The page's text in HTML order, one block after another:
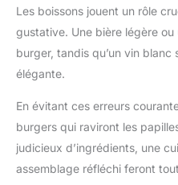
Les boissons jouent un rôle
gustative. Une bière légère
burger, tandis qu’un vin
élégante.
En évitant ces erreurs
burgers qui raviront les
judicieux d’ingrédients, une
assemblage réfléchi feront